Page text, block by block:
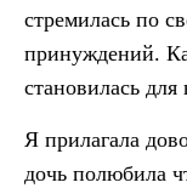
стремилась по
принуждений.
становилась
Я прилагала
дочь полюбила